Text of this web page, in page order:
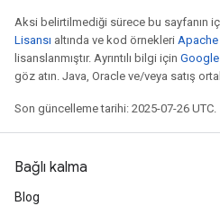
Aksi belirtilmediği sürece bu sayfanın
Lisansı altında ve kod örnekleri Apache
lisanslanmıştır. Ayrıntılı bilgi için Google
göz atın. Java, Oracle ve/veya satış
Son güncelleme tarihi: 2025-07-26 UTC.
Bağlı kalma
Blog